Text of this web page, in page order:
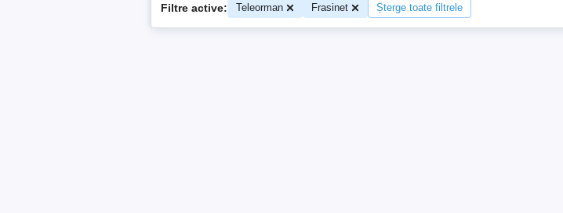
Filtre active: Teleorman Frasinet Șterge toate filtrele